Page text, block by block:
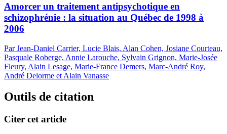
Amorcer un traitement antipsychotique en
schizophrénie : la situation au Québec de 1998 à
2006
Par Jean-Daniel Carrier, Lucie Blais, Alan Cohen, Josiane Courteau,
Pasquale Roberge, Annie Larouche, Sylvain Grignon, Marie-Josée
Fleury, Alain Lesage, Marie-France Demers, Marc-André Roy,
André Delorme et Alain Vanasse
Outils de citation
Citer cet article